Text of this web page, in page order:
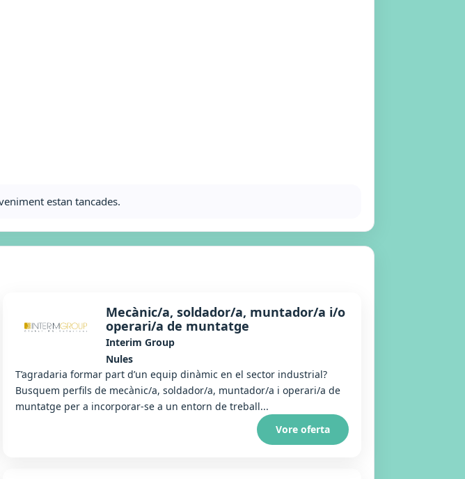
estan tancades.
Mecànic/a, soldador/a, muntador/a i/o
operari/a de muntatge
Interim Group
Nules
T’agradaria formar part d’un equip dinàmic en el sector industrial?
Busquem perfils de mecànic/a, soldador/a, muntador/a i operari/a de
muntatge per a incorporar-se a un entorn de treball...
Vore oferta